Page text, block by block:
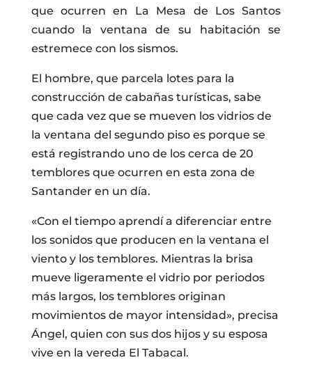
que ocurren en La Mesa de Los Santos
cuando la ventana de su habitación se
estremece con los sismos.
El hombre, que parcela lotes para la
construcción de cabañas turísticas, sabe
que cada vez que se mueven los vidrios de
la ventana del segundo piso es porque se
está registrando uno de los cerca de 20
temblores que ocurren en esta zona de
Santander en un día.
«Con el tiempo aprendí a diferenciar entre
los sonidos que producen en la ventana el
viento y los temblores. Mientras la brisa
mueve ligeramente el vidrio por periodos
más largos, los temblores originan
movimientos de mayor intensidad», precisa
Ángel, quien con sus dos hijos y su esposa
vive en la vereda El Tabacal.